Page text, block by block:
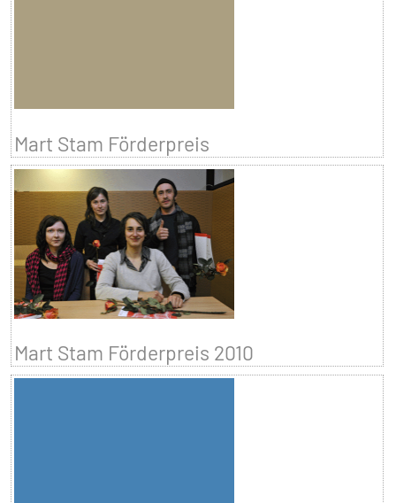
Mart Stam Förderpreis
Mart Stam Förderpreis 2010